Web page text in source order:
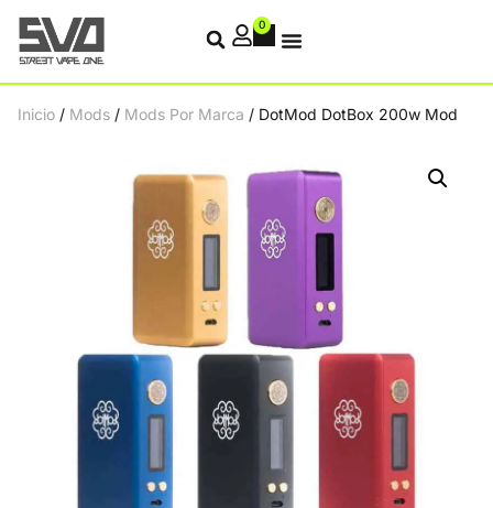
0
Inicio / Mods / Mods Por Marca / DotMod DotBox 200w Mod